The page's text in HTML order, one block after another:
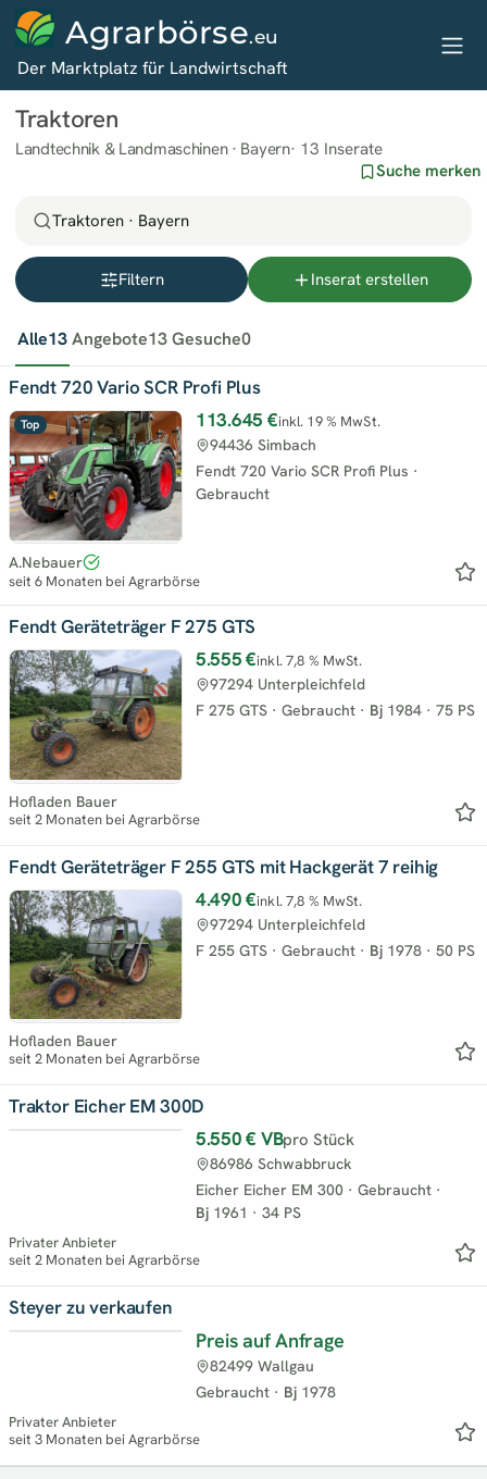
Agrarbörse.eu
Der Marktplatz für Landwirtschaft
Traktoren
Landtechnik & Landmaschinen · Bayern 13 Inserate
Suche merken
Traktoren · Bayern
Filtern Inserat erstellen
Alle13Angebote13Gesuche0
Top
Fendt 720 Vario SCR Profi Plus
113.645 €inkl. 19 % MwSt.
Fendt 720 Vario SCR Profi Plus ·
Gebraucht
94436 Simbach
A.Nebauer
seit 6 Monaten bei Agrarbörse
Fendt Geräteträger F 275 GTS
5.555 €inkl. 7,8 % MwSt.
F 275 GTS · Gebraucht · Bj 1984 ·75 PS
97294 Unterpleichfeld
Hofladen Bauer
seit 2 Monaten bei Agrarbörse
Fendt Geräteträger F 255 GTS mit Hackgerät 7 reihig
4.490 €inkl. 7,8 % MwSt.
F 255 GTS · Gebraucht · Bj 1978 ·50 PS
97294 Unterpleichfeld
Hofladen Bauer
seit 2 Monaten bei Agrarbörse
Traktor Eicher EM 300D
5.550 € VBpro Stück
Eicher Eicher EM 300 · Gebraucht ·
Bj 1961 ·34 PS
86986 Schwabbruck
Privater Anbieter
seit 2 Monaten bei Agrarbörse
Steyer zu verkaufen
Preis auf Anfrage
Gebraucht · Bj 1978
82499 Wallgau
Privater Anbieter
seit 3 Monaten bei Agrarbörse